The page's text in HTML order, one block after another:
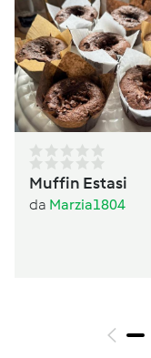
Muffin Estasi
da Marzia1804